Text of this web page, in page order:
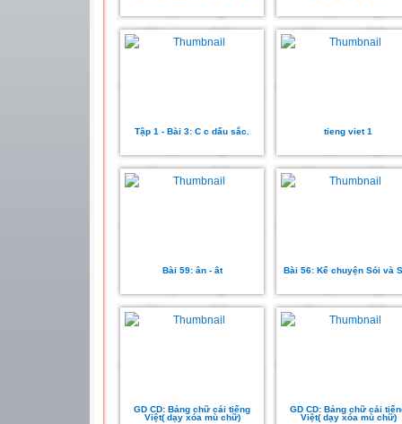
Tập 1 - Bài 3: C c dấu sắc. tieng viet 1
Bài 59: ân - ât Bài 56: Kể chuyện Sói và
GD CD: Bảng chữ cái tiếng
Việt( dạy xóa mù chữ)
GD CD: Bảng chữ cái
Việt( dạy xóa mù chữ)